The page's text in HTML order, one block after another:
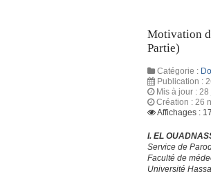
Motivation
Partie)
Catégorie :
Publication :
Mis à jour :
Création : 26
Affichages :
I. EL
Service de
Faculté de
Université